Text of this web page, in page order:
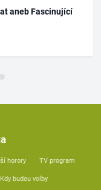
aneb Fascinující
horory TV program
Kdy budou volby